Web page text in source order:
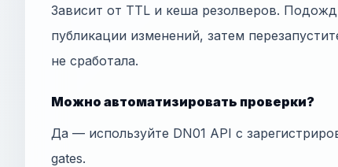
Зависит от TTL и кеша резолверов.
публикации изменений, затем
не сработала.
Можно автоматизировать проверки?
Да — используйте DN01 API с
gates.